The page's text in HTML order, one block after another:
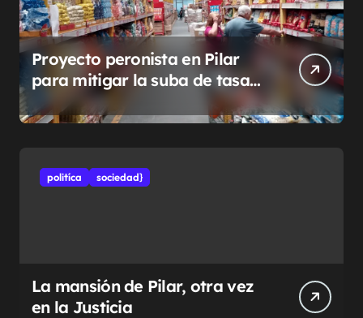
Proyecto peronista en Pilar
para mitigar la suba de tasas
municipales
politíca sociedad}
La mansión de Pilar, otra vez
en la Justicia